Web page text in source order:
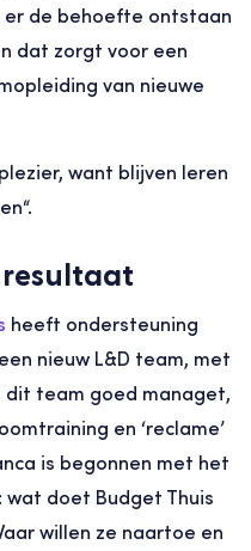
de behoefte ontstaan
dat zorgt voor een
van nieuwe
want blijven leren
resultaat
heeft ondersteuning
nieuw L&D team, met
team goed managet,
en ‘reclame’
is begonnen met het
wat doet Budget Thuis
willen ze naartoe en